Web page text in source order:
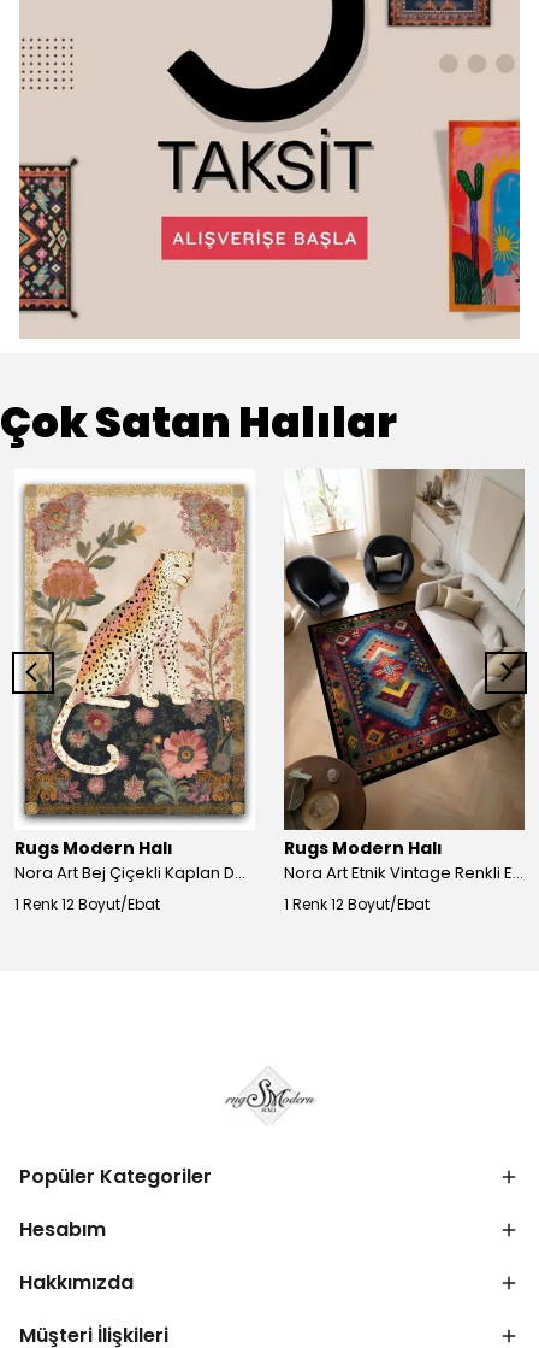
Çok Satan Halılar
Rugs Modern Halı
Nora Art Bej Çiçekli Kaplan Desenli Dokuma Taban Dekoratif Salon Halısı 61
1 Renk 12 Boyut/Ebat
Rugs Modern Halı
Nora Art Etnik Vintage Renkli Eskitme Dokuma Taban Dekoratif Salon Halısı 63
1 Renk 12 Boyut/Ebat
Popüler Kategoriler
Hesabım
Hakkımızda
Müşteri İlişkileri